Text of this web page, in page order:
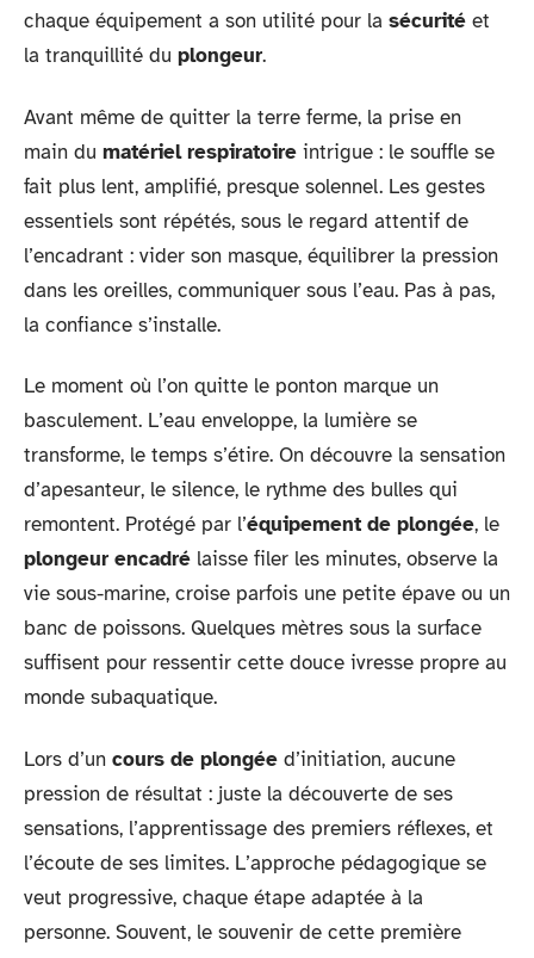
chaque équipement a son utilité pour la sécurité et
la tranquillité du plongeur.
Avant même de quitter la terre ferme, la prise en
main du matériel respiratoire intrigue : le souffle se
fait plus lent, amplifié, presque solennel. Les gestes
essentiels sont répétés, sous le regard attentif de
l’encadrant : vider son masque, équilibrer la pression
dans les oreilles, communiquer sous l’eau. Pas à pas,
la confiance s’installe.
Le moment où l’on quitte le ponton marque un
basculement. L’eau enveloppe, la lumière se
transforme, le temps s’étire. On découvre la sensation
d’apesanteur, le silence, le rythme des bulles qui
remontent. Protégé par l’équipement de plongée, le
plongeur encadré laisse filer les minutes, observe la
vie sous-marine, croise parfois une petite épave ou un
banc de poissons. Quelques mètres sous la surface
suffisent pour ressentir cette douce ivresse propre au
monde subaquatique.
Lors d’un cours de plongée d’initiation, aucune
pression de résultat : juste la découverte de ses
sensations, l’apprentissage des premiers réflexes, et
l’écoute de ses limites. L’approche pédagogique se
veut progressive, chaque étape adaptée à la
personne. Souvent, le souvenir de cette première